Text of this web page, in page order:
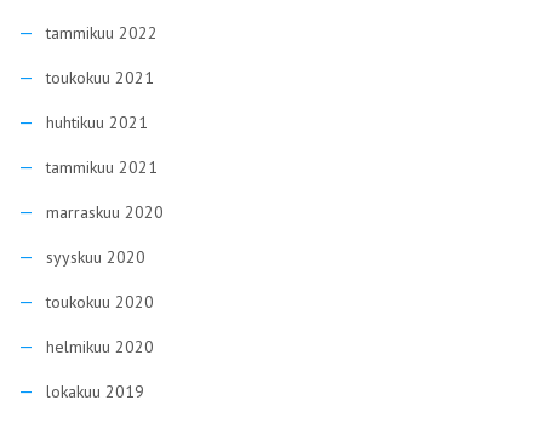
tammikuu 2022
toukokuu 2021
huhtikuu 2021
tammikuu 2021
marraskuu 2020
syyskuu 2020
toukokuu 2020
helmikuu 2020
lokakuu 2019